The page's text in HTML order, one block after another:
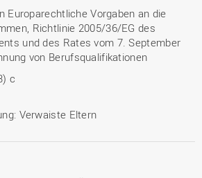
Europarechtliche Vorgaben an die
Richtlinie 2005/36/EG des
und des Rates vom 7. September
von Berufsqualifikationen
c
Verwaiste Eltern